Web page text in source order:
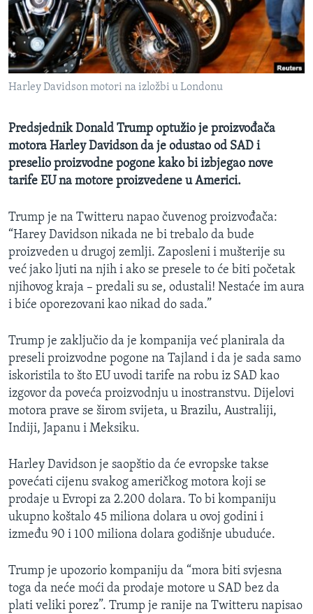
MAGAZIN
O GLASU AMERIKE
Learning English
Jezici
Harley Davidson motori na izložbi u Londonu
Predsjednik Donald Trump optužio je proizvođača
motora Harley Davidson da je odustao od SAD i
preselio proizvodne pogone kako bi izbjegao nove
tarife EU na motore proizvedene u Americi.
Trump je na Twitteru napao čuvenog proizvođača:
“Harey Davidson nikada ne bi trebalo da bude
proizveden u drugoj zemlji. Zaposleni i mušterije su
već jako ljuti na njih i ako se presele to će biti početak
njihovog kraja – predali su se, odustali! Nestaće im aura
i biće oporezovani kao nikad do sada.”
Trump je zaključio da je kompanija već planirala da
preseli proizvodne pogone na Tajland i da je sada samo
iskoristila to što EU uvodi tarife na robu iz SAD kao
izgovor da poveća proizvodnju u inostranstvu. Dijelovi
motora prave se širom svijeta, u Brazilu, Australiji,
Indiji, Japanu i Meksiku.
Harley Davidson je saopštio da će evropske takse
povećati cijenu svakog američkog motora koji se
prodaje u Evropi za 2.200 dolara. To bi kompaniju
ukupno koštalo 45 miliona dolara u ovoj godini i
između 90 i 100 miliona dolara godišnje ubuduće.
Trump je upozorio kompaniju da “mora biti svjesna
toga da neće moći da prodaje motore u SAD bez da
plati veliki porez”. Trump je ranije na Twitteru napisao